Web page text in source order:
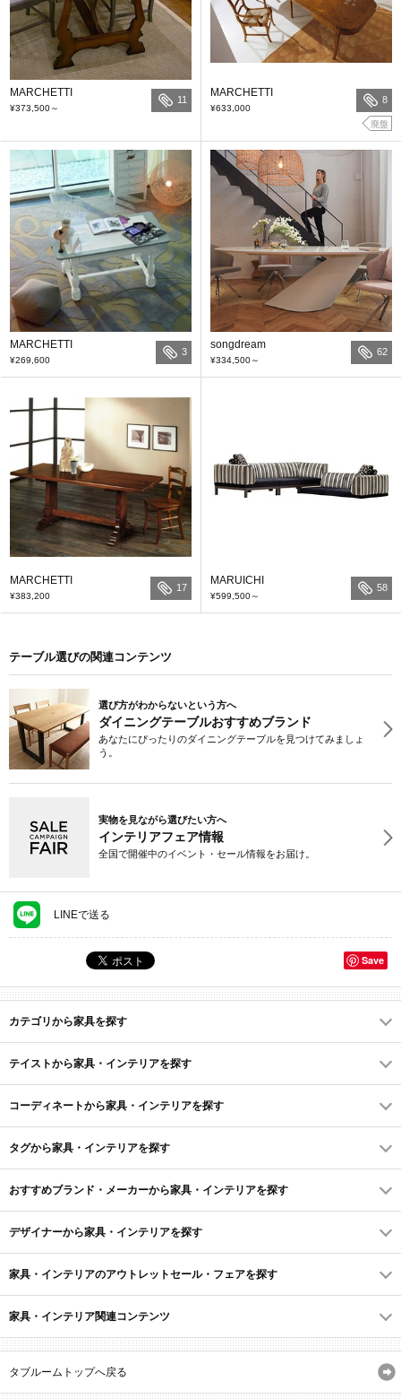
MARCHETTI
¥373,500～
11
MARCHETTI
¥633,000
8
廃盤
MARCHETTI
¥269,600
3
songdream
¥334,500～
62
MARCHETTI
¥383,200
17
MARUICHI
¥599,500～
58
テーブル選びの関連コンテンツ
選び方がわからないという方へ
ダイニングテーブルおすすめブランド
あなたにぴったりのダイニングテーブルを見つけてみましょ
う。
実物を見ながら選びたい方へ
インテリアフェア情報
全国で開催中のイベント・セール情報をお届け。
LINEで送る
Save
カテゴリから家具を探す
テイストから家具・インテリアを探す
コーディネートから家具・インテリアを探す
タグから家具・インテリアを探す
おすすめブランド・メーカーから家具・インテリアを探す
デザイナーから家具・インテリアを探す
家具・インテリアのアウトレットセール・フェアを探す
家具・インテリア関連コンテンツ
タブルームトップへ戻る